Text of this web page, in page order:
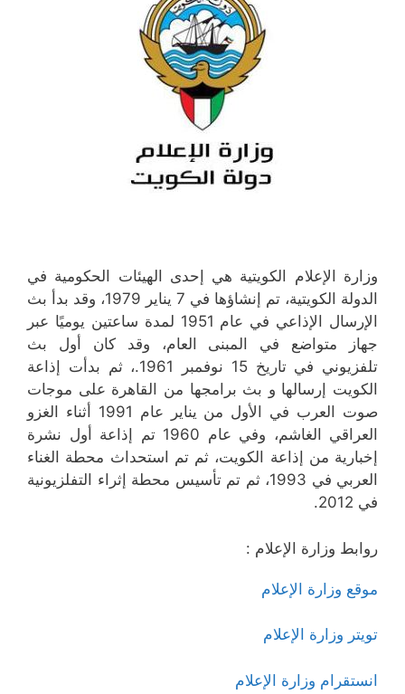
وزارة الإعلام الكويتية هي إحدى الهيئات الحكومية في
الدولة الكويتية، تم إنشاؤها في 7 يناير 1979، وقد بدأ بث
الإرسال الإذاعي في عام 1951 لمدة ساعتين يوميًا عبر
جهاز متواضع في المبنى العام، وقد كان أول بث
تلفزيوني في تاريخ 15 نوفمبر 1961.، ثم بدأت إذاعة
الكويت إرسالها و بث برامجها من القاهرة على موجات
صوت العرب في الأول من يناير عام 1991 أثناء الغزو
العراقي الغاشم، وفي عام 1960 تم إذاعة أول نشرة
إخبارية من إذاعة الكويت، ثم تم استحداث محطة الغناء
العربي في 1993، ثم تم تأسيس محطة إثراء التفلزيونية
في 2012.
روابط وزارة الإعلام :
موقع وزارة الإعلام
تويتر وزارة الإعلام
انستقرام وزارة الإعلام